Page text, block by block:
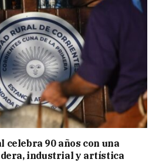
celebra 90 años con una
industrial y artística